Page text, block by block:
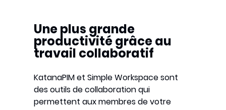
Une plus grande
productivité grâce au
travail collaboratif
KatanaPIM et Simple Workspace sont
des outils de collaboration qui
permettent aux membres de votre